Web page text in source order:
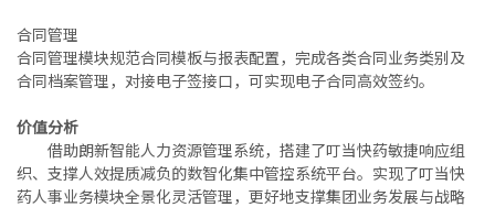
合同管理
合同管理模块规范合同模板与报表配置，完成各类合同业务类别及
合同档案管理，对接电子签接口，可实现电子合同高效签约。
价值分析
借助朗新智能人力资源管理系统，搭建了叮当快药敏捷响应组
织、支撑人效提质减负的数智化集中管控系统平台。实现了叮当快
药人事业务模块全景化灵活管理，更好地支撑集团业务发展与战略